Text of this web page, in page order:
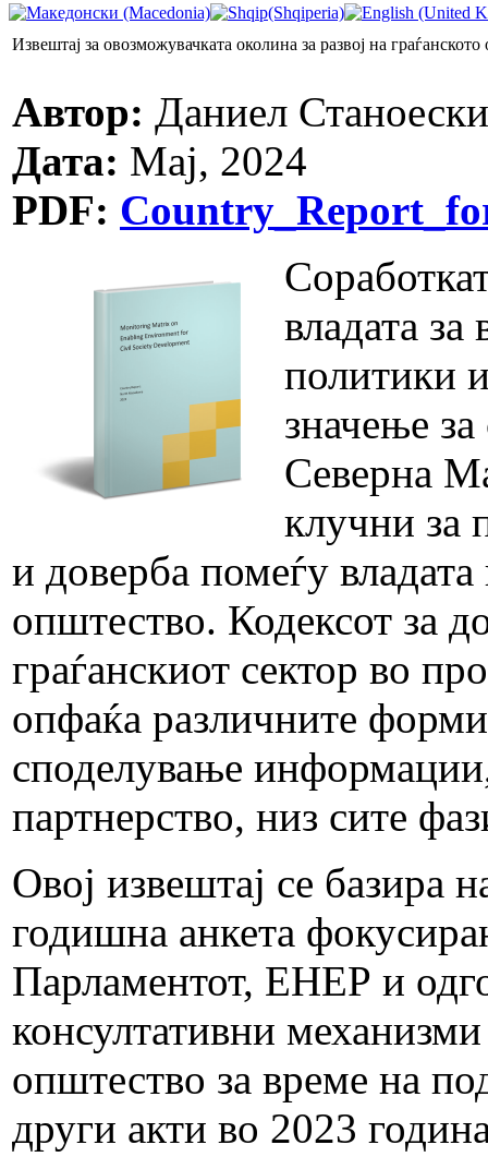
Извештај за овозможувачката околина за развој на
Автор: Даниел Станоески
Дата: Мај, 2024
PDF:
владата
политики
значење
Северна
клучни за
и доверба помеѓу
општество. Кодексот за
граѓанскиот сектор во
опфаќа различните
споделување
партнерство, низ сите
Овој извештај се базира
годишна анкета
Парламентот, ЕНЕР и
консултативни
општество за време на
други акти во 2023